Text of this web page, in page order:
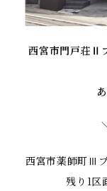
西宮市門戸荘Ⅱ
西宮市薬師町Ⅲ
残り1区